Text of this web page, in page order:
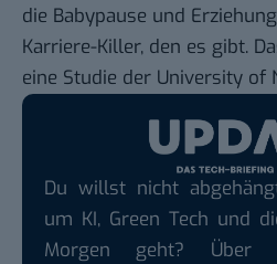
die Babypause und
Karriere-Killer, den es gibt.
eine Studie der University of
Du willst nicht
um KI, Green Tech und
Morgen geht? Über